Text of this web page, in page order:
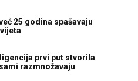
25 godina spašavaju
prvi put stvorila
razmnožavaju